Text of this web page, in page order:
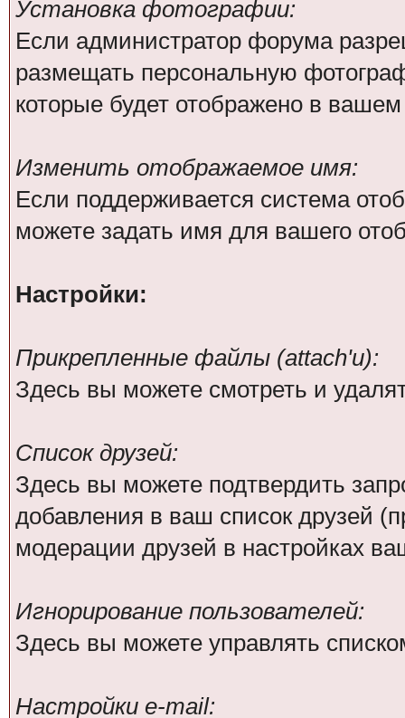
Установка фотографии:
Если администратор форума
размещать персональную
которые будет отображено в
Изменить отображаемое имя:
Если поддерживается система
можете задать имя для вашего
Настройки:
Прикрепленные файлы (attach'и):
Здесь вы можете смотреть и
Список друзей:
Здесь вы можете подтвердить
добавления в ваш список друзей
модерации друзей в настройках
Игнорирование пользователей:
Здесь вы можете управлять
Настройки e-mail: